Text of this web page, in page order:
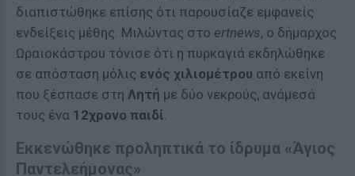
διαπιστώθηκε επίσης ότι παρουσίαζε εμφανείς
ενδείξεις μέθης. Μιλώντας στο ertnews, ο δήμαρχος
Ωραιοκάστρου τόνισε ότι η πυρκαγιά εκδηλώθηκε
σε απόσταση μόλις ενός χιλιομέτρου από εκείνη
που ξέσπασε στη Λητή με δύο νεκρούς, ανάμεσά
τους ένα 12χρονο παιδί.
Εκκενώθηκε προληπτικά το ίδρυμα «Άγιος
Παντελεήμονας»